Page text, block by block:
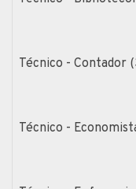
Técnico - Contador
Técnico -